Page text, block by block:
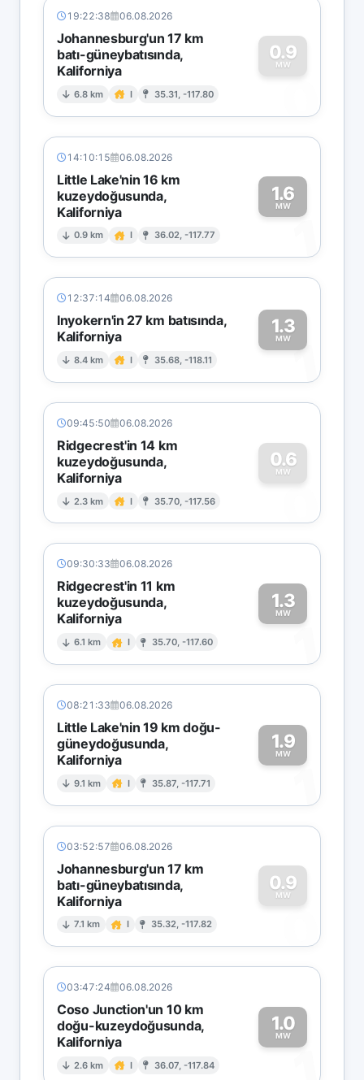
19:22:38 06.08.2026
Johannesburg'un 17 km
batı-güneybatısında,
Kaliforniya
6.8 km I 35.31, -117.80
0.9
MW
0
14:10:15 06.08.2026
Little Lake'nin 16 km
kuzeydoğusunda,
Kaliforniya
0.9 km I 36.02, -117.77
1.6
MW
1
12:37:14 06.08.2026
Inyokern'in 27 km batısında,
Kaliforniya
8.4 km I 35.68, -118.11
1.3
MW1
09:45:50 06.08.2026
Ridgecrest'in 14 km
kuzeydoğusunda,
Kaliforniya
2.3 km I 35.70, -117.56
0.6
MW
0
09:30:33 06.08.2026
Ridgecrest'in 11 km
kuzeydoğusunda,
Kaliforniya
6.1 km I 35.70, -117.60
1.3
MW
1
08:21:33 06.08.2026
Little Lake'nin 19 km doğu-
güneydoğusunda,
Kaliforniya
9.1 km I 35.87, -117.71
1.9
MW
1
03:52:57 06.08.2026
Johannesburg'un 17 km
batı-güneybatısında,
Kaliforniya
7.1 km I 35.32, -117.82
0.9
MW
0
03:47:24 06.08.2026
Coso Junction'un 10 km
doğu-kuzeydoğusunda,
Kaliforniya
2.6 km I 36.07, -117.84
1.0
MW